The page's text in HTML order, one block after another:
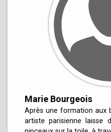
Marie Bourgeois
Après une formation aux
artiste parisienne laisse